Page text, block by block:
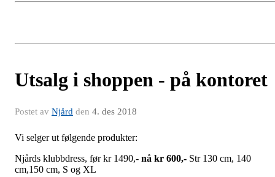
Utsalg i shoppen - på kontoret
Postet av Njård den 4. des 2018
Vi selger ut følgende produkter:
Njårds klubbdress, før kr 1490,- nå kr 600,- Str 130 cm, 140
cm,150 cm, S og XL